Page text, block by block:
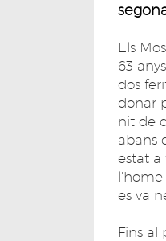
Els
63
dos
donar
nit de
abans
estat a
l'home
es va
Fins al